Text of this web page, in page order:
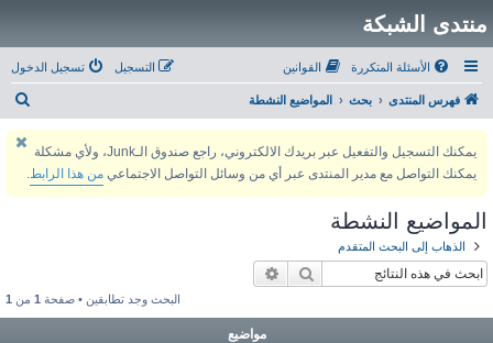
منتدى الشبكة
الأسئلة المتكررة القوانين تسجيل الدخول التسجيل
فهرس المنتدى بحث المواضيع النشطة
يمكنك التسجيل والتفعيل عبر بريدك الالكتروني، راجع صندوق الـJunk، ولأي مشكلة
يمكنك التواصل مع مدير المنتدى عبر أي من وسائل التواصل الاجتماعي من هذا الرابط.
المواضيع النشطة
الذهاب إلى البحث المتقدم
بحث
البحث وجد تطابقين • صفحة 1 من 1
مواضيع